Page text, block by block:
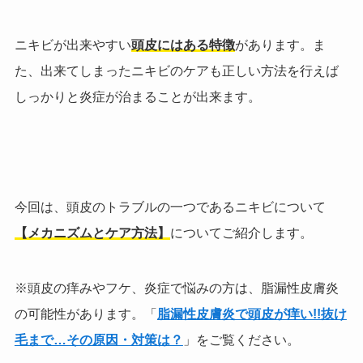
ニキビが出来やすい頭皮にはある特徴があります。ま
た、出来てしまったニキビのケアも正しい方法を行えば
しっかりと炎症が治まることが出来ます。
今回は、頭皮のトラブルの一つであるニキビについて
【メカニズムとケア方法】 についてご紹介します。
※頭皮の痒みやフケ、炎症で悩みの方は、脂漏性皮膚炎
の可能性があります。「 脂漏性皮膚炎で頭皮が痒い!!抜け
毛まで…その原因・対策は？ 」をご覧ください。